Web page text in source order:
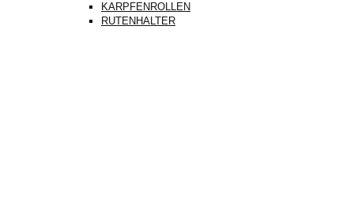
KARPFENROLLEN
RUTENHALTER